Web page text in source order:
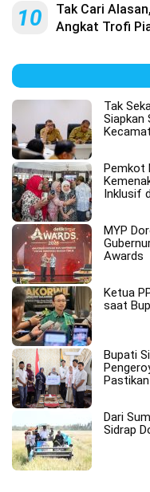
10
Tak Cari
Angkat Trofi
Tak
Siapkan
Pemkot
Inklusif
MYP
Awards
Ketua
saat
Bupati
Dari
Sidrap